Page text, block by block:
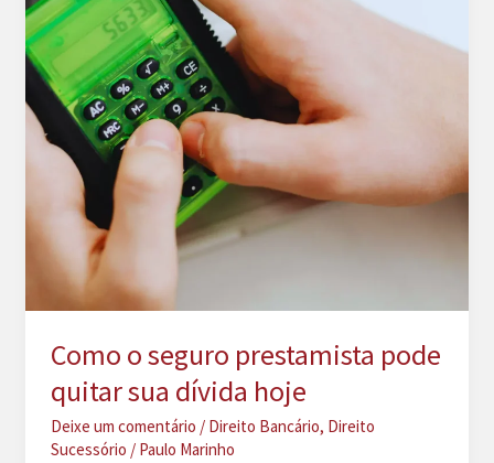
Como o seguro prestamista pode
quitar sua dívida hoje
Deixe um comentário / Direito Bancário, Direito
Sucessório / Paulo Marinho